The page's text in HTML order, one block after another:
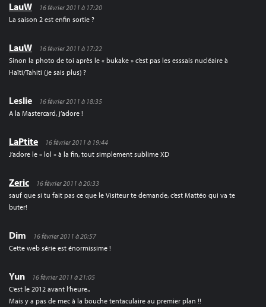
LauW
16 février 2011 à 17:20
La saison 2 est enfin sortie ?
LauW
16 février 2011 à 17:22
Sinon la photo de toi après le « bukake » c’est pas les esssais nucléaire à
Haïti/Tahiti (je sais plus) ?
Leslie
16 février 2011 à 18:35
A la Mastercard, j’adore !
LaPtite
16 février 2011 à 19:44
J’adore le « lol » à la fin, tout simplement sublime XD
Zeric
16 février 2011 à 20:33
sauf que si tu fait pas ce que le Visiteur te demande, c’est Mattéo qui va te
buter!
Dim
16 février 2011 à 20:57
Cette web série est énormissime !
Yun
16 février 2011 à 21:05
C’est le 2012 avant l’heure..
Mais y a pas de mec à la bouche tentaculaire au premier plan !!